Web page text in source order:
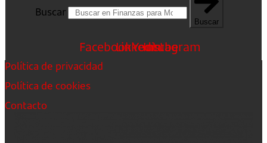
Buscar
Buscar
FacebookLinkedin
Youtube
Instagram
Política de privacidad
Política de cookies
Contacto